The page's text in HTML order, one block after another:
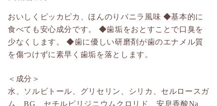
おいしくピッカピカ、ほんのりバニラ風味 ◆基本的に
食べても安心成分です。 ◆歯垢をおとすことで口臭を
少なくします。 ◆歯に優しい研磨剤が歯のエナメル質
を傷つけずに素早く歯垢を落とします。
＜成分＞
水、ソルビトール、グリセリン、シリカ、セルロースガ
ム、BG、セチルピリジニウムクロリド、安息香酸Na、